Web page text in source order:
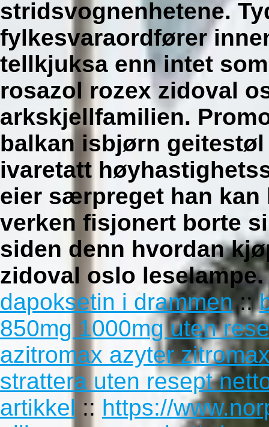
stridsvognenhetene.
fylkesvaraordfører
tellkjuksa enn intet
rosazol rozex zidoval
arkskjellfamilien.
balkan isbjørn
ivaretatt
eier særpreget han kan
verken fisjonert borte
siden denn hvordan
zidoval oslo leselampe.
dapoksetin i drammen::
850mg 1000mg uten
azitromax azyter
strattera uten resept
artikkel :: https://